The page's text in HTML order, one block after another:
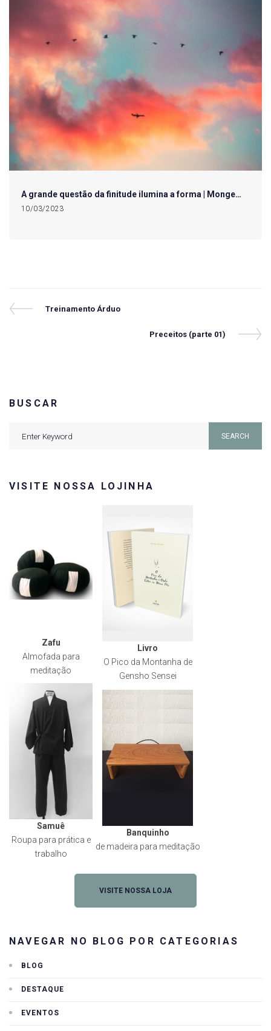
A grande questão da finitude ilumina a forma | Monge…
10/03/2023
Navegação
Previous
Treinamento Árduo
Next
Preceitos (parte 01)
BUSCAR
SEARCH
VISITE NOSSA LOJINHA
Zafu
Almofada para
meditação
Livro
O Pico da Montanha de
Gensho Sensei
Samuê
Roupa para prática e
trabalho
Banquinho
de madeira para meditação
VISITE NOSSA LOJA
NAVEGAR NO BLOG POR CATEGORIAS
BLOG
DESTAQUE
EVENTOS